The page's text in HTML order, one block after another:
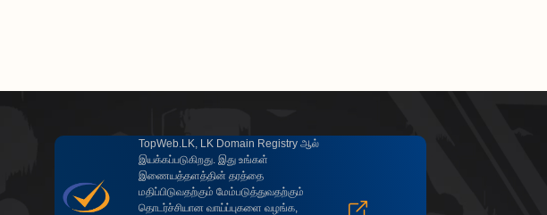
TopWeb.LK, LK Domain Registry ஆல்
இயக்கப்படுகிறது. இது உங்கள்
இணையத்தளத்தின் தரத்தை
மதிப்பிடுவதற்கும் மேம்படுத்துவதற்கும்
தொடர்ச்சியான வாய்ப்புகளை வழங்க,